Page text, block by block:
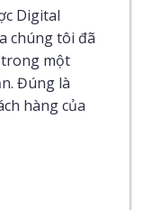
Digital
chúng tôi đã
một
Đúng là
hàng của